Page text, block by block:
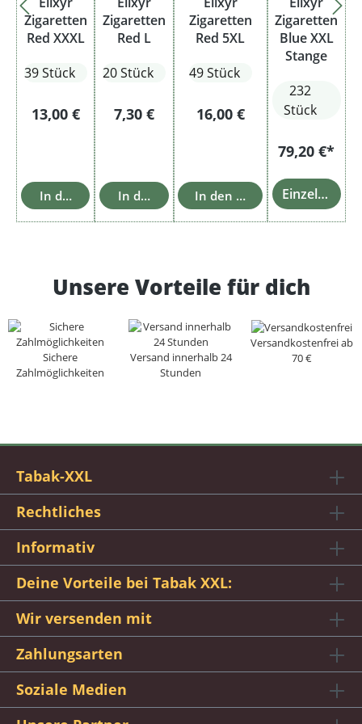
Zigaretten
Red XXXL
39 Stück
Regulärer Preis:
13,00 €
In den Warenkorb
Zigaretten
Red L
20 Stück
Regulärer Preis:
7,30 €
In den Warenkorb
Zigaretten
Red 5XL
49 Stück
Regulärer Preis:
16,00 €
In den Warenkorb
Zigaretten
Blue XXL
Stange
232
Stück
79,20 €*
Einzelheiten
Unsere Vorteile für dich
Sichere
Zahlmöglichkeiten
Versand innerhalb 24
Stunden
Versandkostenfrei ab
70 €
Tabak-XXL
Rechtliches
Informativ
Deine Vorteile bei Tabak XXL:
Wir versenden mit
Zahlungsarten
Soziale Medien